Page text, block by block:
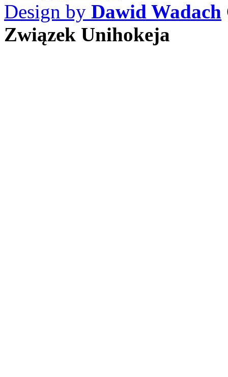
Design by Dawid Wadach
Związek Unihokeja